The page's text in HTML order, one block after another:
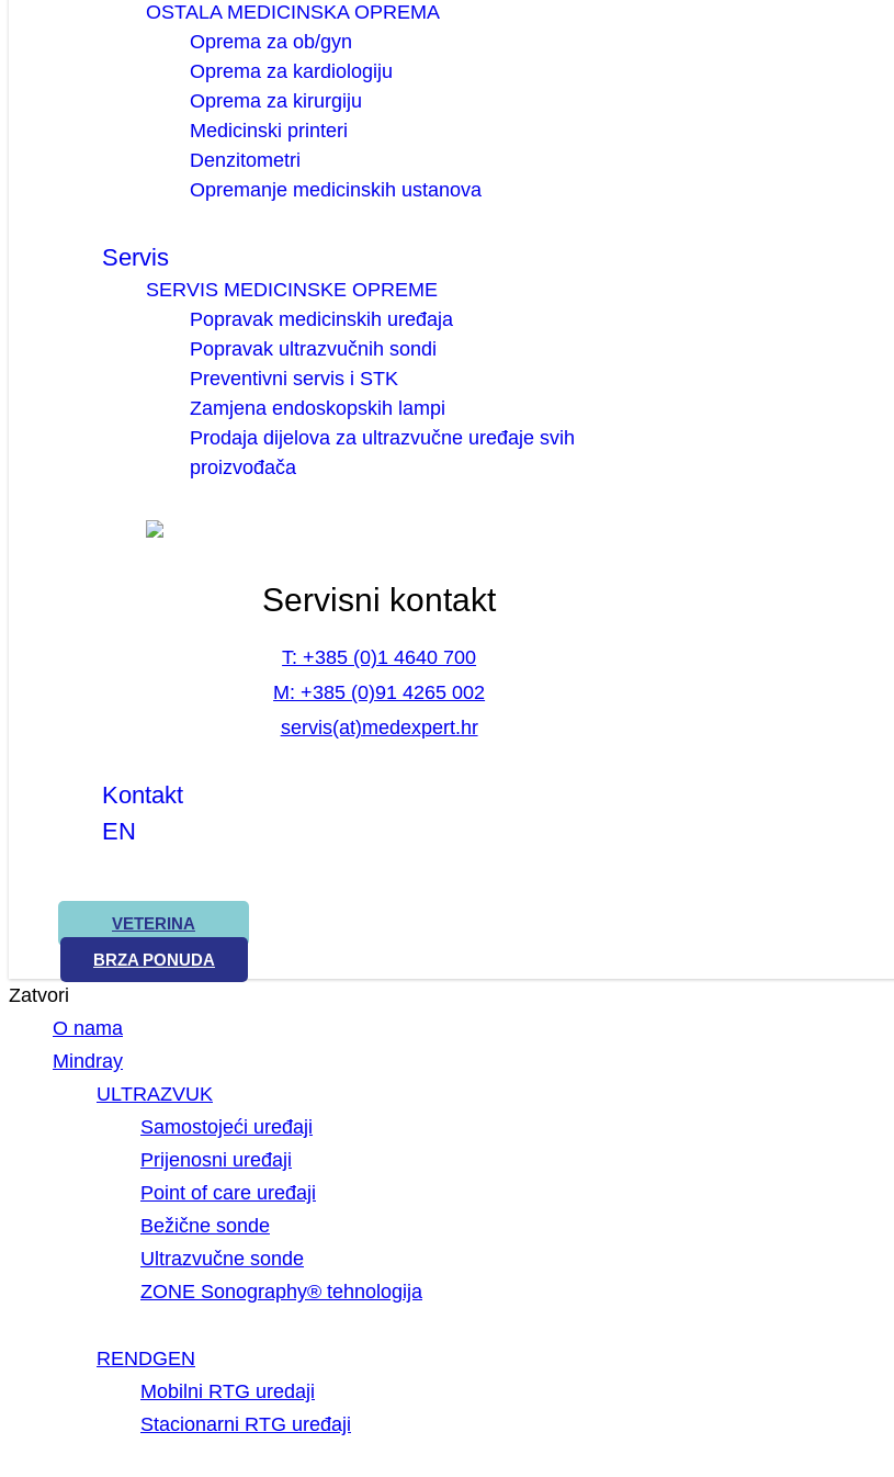
OSTALA MEDICINSKA OPREMA
Oprema za ob/gyn
Oprema za kardiologiju
Oprema za kirurgiju
Medicinski printeri
Denzitometri
Opremanje medicinskih ustanova
Servis
SERVIS MEDICINSKE OPREME
Popravak medicinskih uređaja
Popravak ultrazvučnih sondi
Preventivni servis i STK
Zamjena endoskopskih lampi
Prodaja dijelova za ultrazvučne uređaje svih
proizvođača
Servisni kontakt
T: +385 (0)1 4640 700
M: +385 (0)91 4265 002
servis(at)medexpert.hr
Kontakt
EN
VETERINA
BRZA PONUDA
Zatvori
O nama
Mindray
ULTRAZVUK
Samostojeći uređaji
Prijenosni uređaji
Point of care uređaji
Bežične sonde
Ultrazvučne sonde
ZONE Sonography® tehnologija
RENDGEN
Mobilni RTG uredaji
Stacionarni RTG uređaji